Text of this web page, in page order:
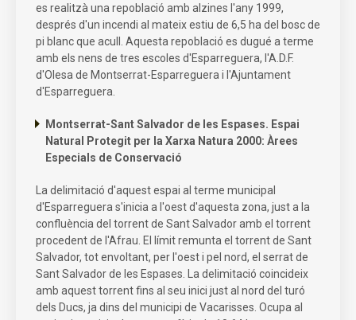
es realitzà una repoblació amb alzines l'any 1999,
després d'un incendi al mateix estiu de 6,5 ha del bosc de
pi blanc que acull. Aquesta repoblació es dugué a terme
amb els nens de tres escoles d'Esparreguera, l'A.D.F.
d'Olesa de Montserrat-Esparreguera i l'Ajuntament
d'Esparreguera.
Montserrat-Sant Salvador de les Espases. Espai
Natural Protegit per la Xarxa Natura 2000: Àrees
Especials de Conservació
La delimitació d'aquest espai al terme municipal
d'Esparreguera s'inicia a l'oest d'aquesta zona, just a la
confluència del torrent de Sant Salvador amb el torrent
procedent de l'Afrau. El límit remunta el torrent de Sant
Salvador, tot envoltant, per l'oest i pel nord, el serrat de
Sant Salvador de les Espases. La delimitació coincideix
amb aquest torrent fins al seu inici just al nord del turó
dels Ducs, ja dins del municipi de Vacarisses. Ocupa al